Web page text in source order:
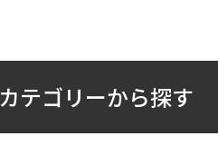
カテゴリーから探す